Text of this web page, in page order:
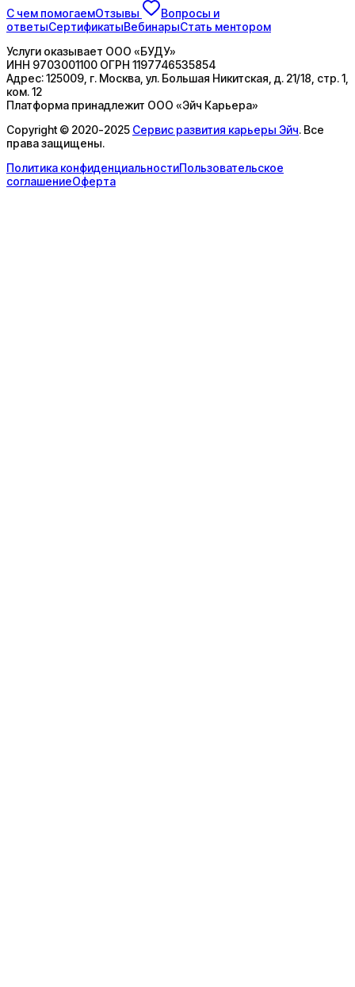
С чем помогаемОтзывы
Вопросы и
ответыСертификатыВебинарыСтать ментором
Услуги оказывает ООО «БУДУ»
ИНН 9703001100 ОГРН 1197746535854
Адрес:125009, г. Москва, ул. Большая Никитская, д. 21/18, стр. 1,
ком. 12
Платформа принадлежит ООО «Эйч Карьера»
Copyright © 2020-2025 Сервис развития карьеры Эйч. Все
права защищены.
Политика конфиденциальностиПользовательское
соглашениеОферта